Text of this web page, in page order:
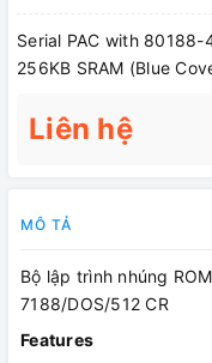
Serial PAC with 80188-
256KB SRAM (Blue
Liên hệ
MÔ TẢ
Bộ lập trình nhúng
7188/DOS/512 CR
Features